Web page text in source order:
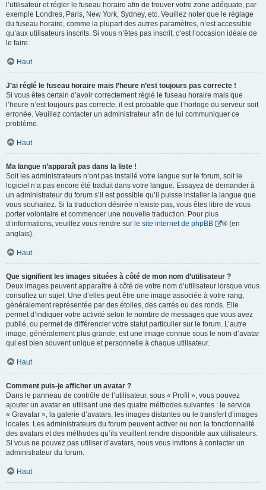
l’utilisateur et régler le fuseau horaire afin de trouver votre zone adéquate, par
exemple Londres, Paris, New York, Sydney, etc. Veuillez noter que le réglage
du fuseau horaire, comme la plupart des autres paramètres, n’est accessible
qu’aux utilisateurs inscrits. Si vous n’êtes pas inscrit, c’est l’occasion idéale de
le faire.
Haut
J’ai réglé le fuseau horaire mais l’heure n’est toujours pas correcte !
Si vous êtes certain d’avoir correctement réglé le fuseau horaire mais que
l’heure n’est toujours pas correcte, il est probable que l’horloge du serveur soit
erronée. Veuillez contacter un administrateur afin de lui communiquer ce
problème.
Haut
Ma langue n’apparaît pas dans la liste !
Soit les administrateurs n’ont pas installé votre langue sur le forum, soit le
logiciel n’a pas encore été traduit dans votre langue. Essayez de demander à
un administrateur du forum s’il est possible qu’il puisse installer la langue que
vous souhaitez. Si la traduction désirée n’existe pas, vous êtes libre de vous
porter volontaire et commencer une nouvelle traduction. Pour plus
d’informations, veuillez vous rendre sur le site internet de phpBB
® (en
anglais).
Haut
Que signifient les images situées à côté de mon nom d’utilisateur ?
Deux images peuvent apparaître à côté de votre nom d’utilisateur lorsque vous
consultez un sujet. Une d’elles peut être une image associée à votre rang,
généralement représentée par des étoiles, des carrés ou des ronds. Elle
permet d’indiquer votre activité selon le nombre de messages que vous avez
publié, ou permet de différencier votre statut particulier sur le forum. L’autre
image, généralement plus grande, est une image connue sous le nom d’avatar
qui est bien souvent unique et personnelle à chaque utilisateur.
Haut
Comment puis-je afficher un avatar ?
Dans le panneau de contrôle de l’utilisateur, sous « Profil », vous pouvez
ajouter un avatar en utilisant une des quatre méthodes suivantes : le service
« Gravatar », la galerie d’avatars, les images distantes ou le transfert d’images
locales. Les administrateurs du forum peuvent activer ou non la fonctionnalité
des avatars et des méthodes qu’ils veuillent rendre disponible aux utilisateurs.
Si vous ne pouvez pas utiliser d’avatars, nous vous invitons à contacter un
administrateur du forum.
Haut